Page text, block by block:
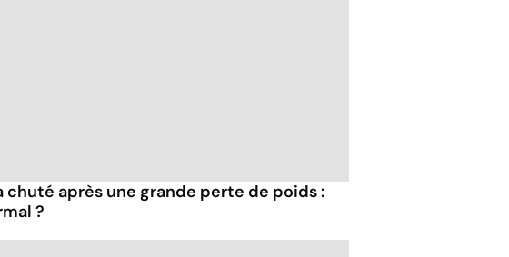
chuté après une grande perte de poids :
?